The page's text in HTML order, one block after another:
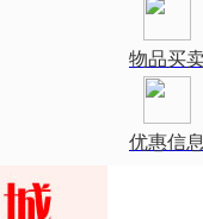
物品买
优惠信